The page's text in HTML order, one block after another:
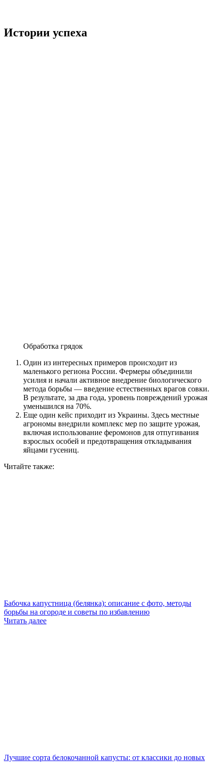
Истории успеха
Обработка грядок
Один из интересных примеров происходит из
маленького региона России. Фермеры объединили
усилия и начали активное внедрение биологического
метода борьбы — введение естественных врагов совки.
В результате, за два года, уровень повреждений урожая
уменьшился на 70%.
Еще один кейс приходит из Украины. Здесь местные
агрономы внедрили комплекс мер по защите урожая,
включая использование феромонов для отпугивания
взрослых особей и предотвращения откладывания
яйцами гусениц.
Читайте также:
Бабочка капустница (белянка): описание с фото, методы
борьбы на огороде и советы по избавлению
Читать далее
Лучшие сорта белокочанной капусты: от классики до новых